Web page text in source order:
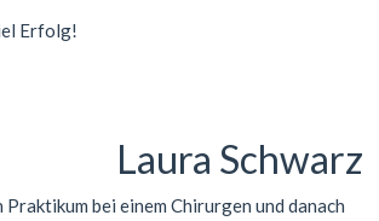
Erfolg!
Laura Schwarz
bei einem Chirurgen und danach